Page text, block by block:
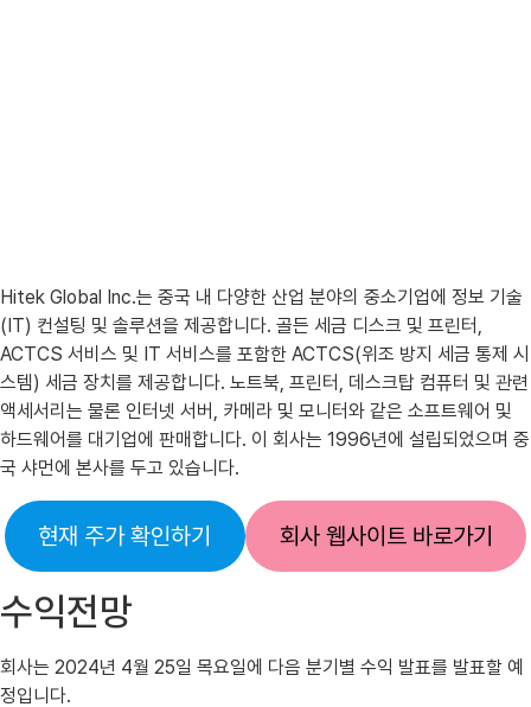
Hitek Global Inc.는 중국 내 다양한 ​​산업 분야의 중소기업에 정보 기술
(IT) 컨설팅 및 솔루션을 제공합니다. 골든 세금 디스크 및 프린터,
ACTCS 서비스 및 IT 서비스를 포함한 ACTCS(위조 방지 세금 통제 시
스템) 세금 장치를 제공합니다. 노트북, 프린터, 데스크탑 컴퓨터 및 관련
액세서리는 물론 인터넷 서버, 카메라 및 모니터와 같은 소프트웨어 및
하드웨어를 대기업에 판매합니다. 이 회사는 1996년에 설립되었으며 중
국 샤먼에 본사를 두고 있습니다.
현재 주가 확인하기 회사 웹사이트 바로가기
수익전망
회사는 2024년 4월 25일 목요일에 다음 분기별 수익 발표를 발표할 예
정입니다.